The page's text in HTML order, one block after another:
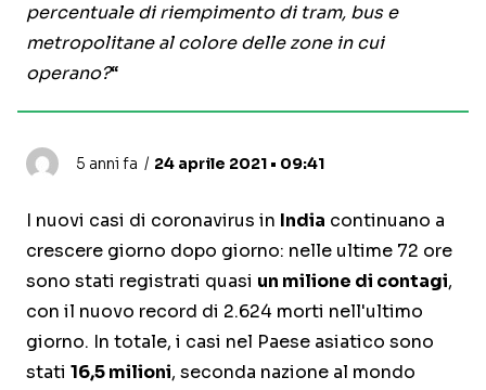
percentuale di riempimento di tram, bus e
metropolitane al colore delle zone in cui
operano?“
5 anni fa 24 aprile 2021 • 09:41
I nuovi casi di coronavirus in India continuano a
crescere giorno dopo giorno: nelle ultime 72 ore
sono stati registrati quasi un milione di contagi,
con il nuovo record di 2.624 morti nell'ultimo
giorno. In totale, i casi nel Paese asiatico sono
stati 16,5 milioni, seconda nazione al mondo